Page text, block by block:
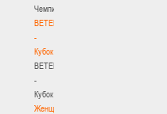
Чемпионат
BETERA
-
Кубок
BETERA
-
Кубок
Женщины